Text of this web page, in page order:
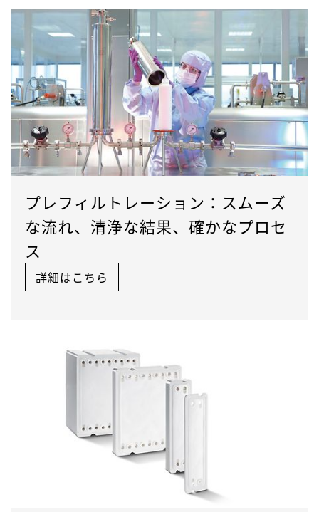
プレフィルトレーション：スムーズ
な流れ、清浄な結果、確かなプロセ
ス
詳細はこちら